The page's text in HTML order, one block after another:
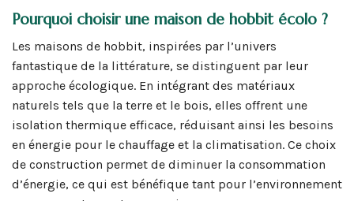
Pourquoi choisir une maison de hobbit écolo ?
Les maisons de hobbit, inspirées par l’univers
fantastique de la littérature, se distinguent par leur
approche écologique. En intégrant des matériaux
naturels tels que la terre et le bois, elles offrent une
isolation thermique efficace, réduisant ainsi les besoins
en énergie pour le chauffage et la climatisation. Ce choix
de construction permet de diminuer la consommation
d’énergie, ce qui est bénéfique tant pour l’environnement